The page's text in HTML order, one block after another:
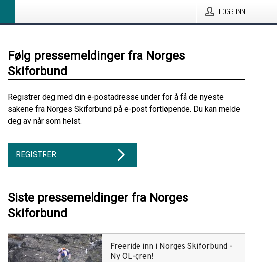
LOGG INN
Følg pressemeldinger fra Norges
Skiforbund
Registrer deg med din e-postadresse under for å få de nyeste
sakene fra Norges Skiforbund på e-post fortløpende. Du kan melde
deg av når som helst.
REGISTRER
Siste pressemeldinger fra Norges
Skiforbund
Freeride inn i Norges Skiforbund –
Ny OL-gren!